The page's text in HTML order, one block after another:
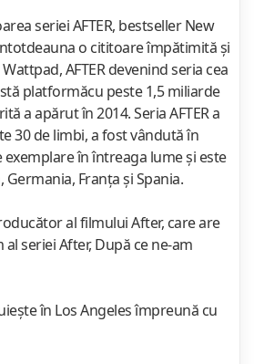
seriei AFTER, bestseller New
o cititoare împătimită și
AFTER devenind seria cea
platformăcu peste 1,5 miliarde
a apărut în 2014. Seria AFTER a
30 de limbi, a fost vândută în
exemplare în întreaga lume și este
Franța și Spania.
al filmului After, care are
seriei After, După ce ne-am
în Los Angeles împreună cu